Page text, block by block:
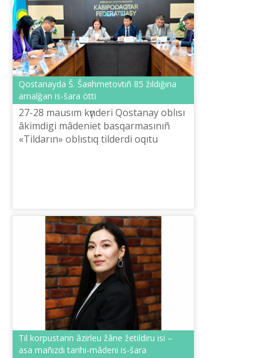
Qostanayda Š. Šaяhmetovtıñ 85 žıldığına
arnalğan іs-šara öttі
27-28 mausım kүnderі Qostanay oblısı
âkіmdіgі mâdeniet basqarmasınıñ
«Tіldarın» oblıstıq tіlderdі oqıtu
Tіl korpustarın âzіrleu žâne žetіldіru іsі –
asa mañızdı tarihi-mâdeni іs-šara